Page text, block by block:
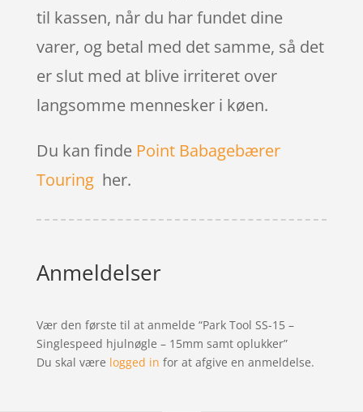
til kassen, når du har fundet dine
varer, og betal med det samme, så det
er slut med at blive irriteret over
langsomme mennesker i køen.
Du kan finde Point Babagebærer
Touringher.
Anmeldelser
Vær den første til at anmelde “Park Tool SS-15 –
Singlespeed hjulnøgle – 15mm samt oplukker”
Du skal være logged in for at afgive en anmeldelse.